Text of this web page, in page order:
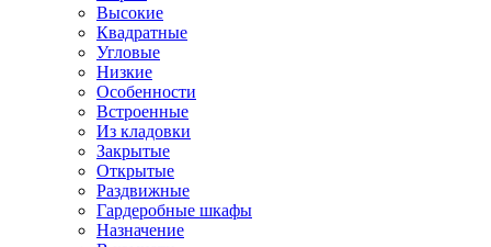
Высокие
Квадратные
Угловые
Низкие
Особенности
Встроенные
Из кладовки
Закрытые
Открытые
Раздвижные
Гардеробные шкафы
Назначение